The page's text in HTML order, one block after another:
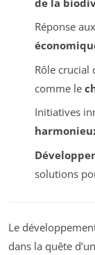
Réponse aux
Rôle crucial
comme le
Initiatives
solutions
Le
dans la quête